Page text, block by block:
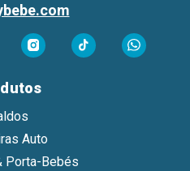
Auto
Porta-Bebés